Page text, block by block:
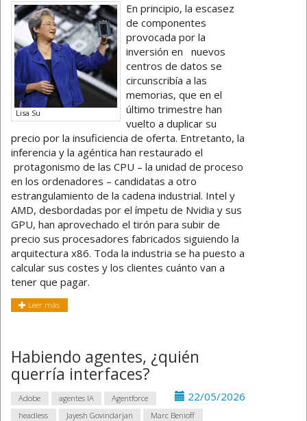
Lisa Su
En principio, la escasez
de componentes
provocada por la
inversión en nuevos
centros de datos se
circunscribía a las
memorias, que en el
último trimestre han
vuelto a duplicar su
precio por la insuficiencia de oferta. Entretanto, la
inferencia y la agéntica han restaurado el
protagonismo de las CPU – la unidad de proceso
en los ordenadores – candidatas a otro
estrangulamiento de la cadena industrial. Intel y
AMD, desbordadas por el ímpetu de Nvidia y sus
GPU, han aprovechado el tirón para subir de
precio sus procesadores fabricados siguiendo la
arquitectura x86. Toda la industria se ha puesto a
calcular sus costes y los clientes cuánto van a
tener que pagar.
Leer más
Habiendo agentes, ¿quién
querría interfaces?
22/05/2026
Adobe agentes IA
Agentforce
headless
Jayesh Govindarjan
Marc Benioff